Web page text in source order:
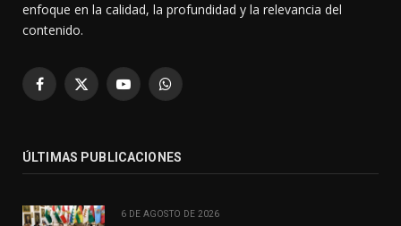
enfoque en la calidad, la profundidad y la relevancia del
contenido.
Facebook
X
YouTubeWhatsApp
ÚLTIMAS PUBLICACIONES
6 DE AGOSTO DE 2026